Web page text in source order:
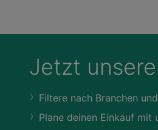
Jetzt unsere
Filtere nach Branchen
Plane deinen Einkauf mit